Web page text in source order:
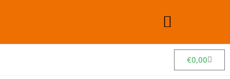
€0,00